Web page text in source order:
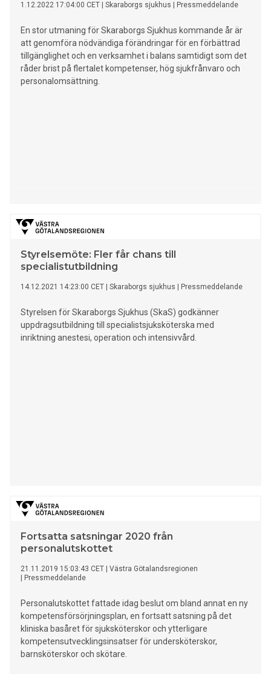
1.12.2022 17:04:00 CET Skaraborgs sjukhus Pressmeddelande
En stor utmaning för Skaraborgs Sjukhus kommande år är
att genomföra nödvändiga förändringar för en förbättrad
tillgänglighet och en verksamhet i balans samtidigt som det
råder brist på flertalet kompetenser, hög sjukfrånvaro och
personalomsättning.
Styrelsemöte: Fler får chans till
specialistutbildning
14.12.2021 14:23:00 CET Skaraborgs sjukhus Pressmeddelande
Styrelsen för Skaraborgs Sjukhus (SkaS) godkänner
uppdragsutbildning till specialistsjuksköterska med
inriktning anestesi, operation och intensivvård.
Fortsatta satsningar 2020 från
personalutskottet
21.11.2019 15:03:43 CET
Västra Götalandsregionen
Pressmeddelande
Personalutskottet fattade idag beslut om bland annat en ny
kompetensförsörjningsplan, en fortsatt satsning på det
kliniska basåret för sjuksköterskor och ytterligare
kompetensutvecklingsinsatser för undersköterskor,
barnsköterskor och skötare.